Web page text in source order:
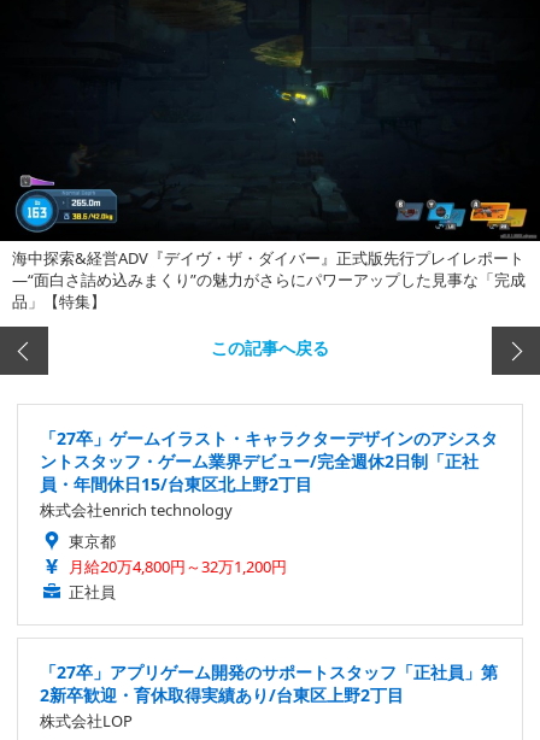
海中探索&経営ADV『デイヴ・ザ・ダイバー』正式版先行プレイレポート
―“面白さ詰め込みまくり”の魅力がさらにパワーアップした見事な「完成
品」【特集】
この記事へ戻る
「27卒」ゲームイラスト・キャラクターデザインのアシスタ
ントスタッフ・ゲーム業界デビュー/完全週休2日制「正社
員・年間休日15/台東区北上野2丁目
株式会社enrich technology
東京都
月給20万4,800円～32万1,200円
正社員
「27卒」アプリゲーム開発のサポートスタッフ「正社員」第
2新卒歓迎・育休取得実績あり/台東区上野2丁目
株式会社LOP